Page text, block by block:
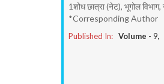
1शोध छात्रा (नेट), भूगोल
*Corresponding Author
Published In: Volume - 9,